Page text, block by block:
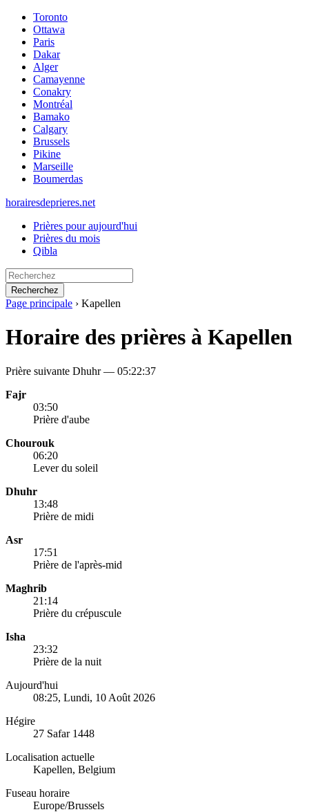
Toronto
Ottawa
Paris
Dakar
Alger
Camayenne
Conakry
Montréal
Bamako
Calgary
Brussels
Pikine
Marseille
Boumerdas
horairesdeprieres.net
Prières pour aujourd'hui
Prières du mois
Qibla
Recherchez
Page principale › Kapellen
Horaire des prières à Kapellen
Prière suivante Dhuhr — 05:22:37
Fajr
03:50
Prière d'aube
Chourouk
06:20
Lever du soleil
Dhuhr
13:48
Prière de midi
Asr
17:51
Prière de l'après-mid
Maghrib
21:14
Prière du crépuscule
Isha
23:32
Prière de la nuit
Aujourd'hui
08:25, Lundi, 10 Août 2026
Hégire
27 Safar 1448
Localisation actuelle
Kapellen, Belgium
Fuseau horaire
Europe/Brussels